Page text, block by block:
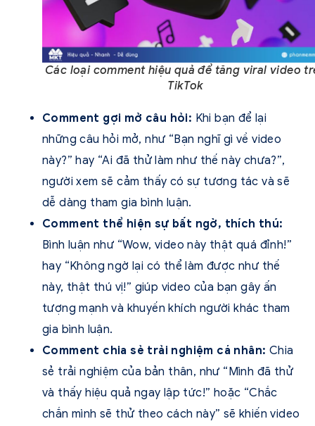
Các loại comment hiệu quả để tăng viral video
TikTok
Comment gợi mở câu hỏi: Khi bạn để lại
những câu hỏi mở, như “Bạn nghĩ gì về video
này?” hay “Ai đã thử làm như thế này chưa?”,
người xem sẽ cảm thấy có sự tương tác và sẽ
dễ dàng tham gia bình luận.
Comment thể hiện sự bất ngờ, thích thú:
Bình luận như “Wow, video này thật quá đỉnh!”
hay “Không ngờ lại có thể làm được như thế
này, thật thú vị!” giúp video của bạn gây ấn
tượng mạnh và khuyến khích người khác tham
gia bình luận.
Comment chia sẻ trải nghiệm cá nhân: Chia
sẻ trải nghiệm của bản thân, như “Mình đã thử
và thấy hiệu quả ngay lập tức!” hoặc “Chắc
chắn mình sẽ thử theo cách này” sẽ khiến video